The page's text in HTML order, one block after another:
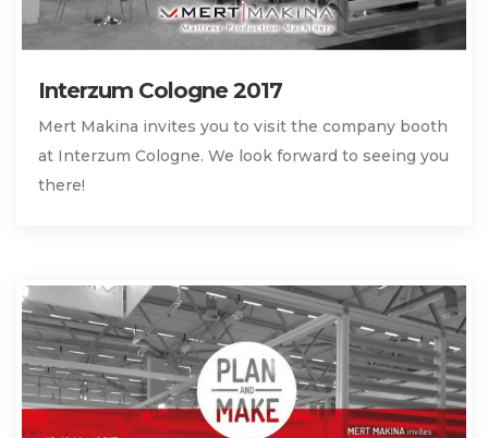
Interzum Cologne 2017
Mert Makina invites you to visit the company booth
at Interzum Cologne. We look forward to seeing you
there!